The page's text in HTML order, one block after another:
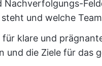
Nachverfolgungs-
und welche
für klare und
und die Ziele für das